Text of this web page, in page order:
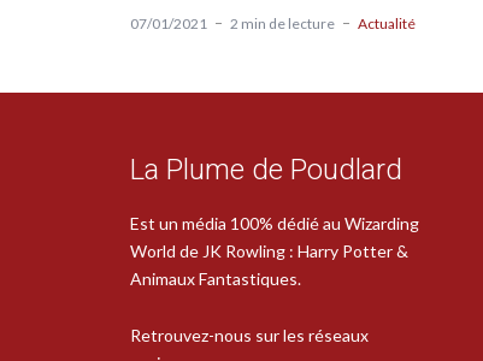
07/01/2021 2 min de lecture Actualité
La Plume de Poudlard
Est un média 100% dédié au Wizarding
World de JK Rowling : Harry Potter &
Animaux Fantastiques.
Retrouvez-nous sur les réseaux